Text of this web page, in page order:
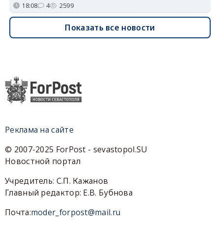
18:08 4 2599
Показать все новости
Реклама на сайте
© 2007-2025 ForPost - sevastopol.SU
Новостной портал
Учредитель: С.П. Кажанов
Главный редактор: Е.В. Бубнова
Почта:moder_forpost@mail.ru